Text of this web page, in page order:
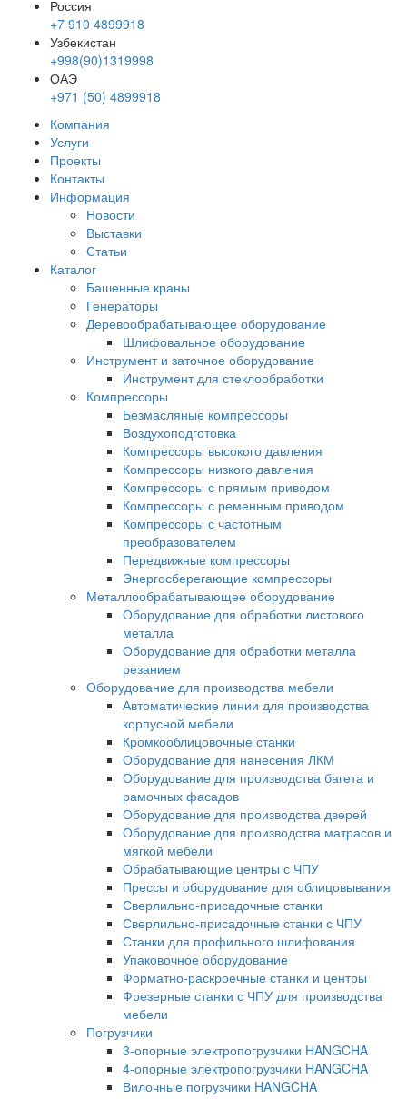
Россия
+7 910 4899918
Узбекистан
+998(90)1319998
ОАЭ
+971 (50) 4899918
Компания
Услуги
Проекты
Контакты
Информация
Новости
Выставки
Статьи
Каталог
Башенные краны
Генераторы
Деревообрабатывающее оборудование
Шлифовальное оборудование
Инструмент и заточное оборудование
Инструмент для стеклообработки
Компрессоры
Безмасляные компрессоры
Воздухоподготовка
Компрессоры высокого давления
Компрессоры низкого давления
Компрессоры с прямым приводом
Компрессоры с ременным приводом
Компрессоры с частотным
преобразователем
Передвижные компрессоры
Энергосберегающие компрессоры
Металлообрабатывающее оборудование
Оборудование для обработки листового
металла
Оборудование для обработки металла
резанием
Оборудование для производства мебели
Автоматические линии для производства
корпусной мебели
Кромкооблицовочные станки
Оборудование для нанесения ЛКМ
Оборудование для производства багета и
рамочных фасадов
Оборудование для производства дверей
Оборудование для производства матрасов и
мягкой мебели
Обрабатывающие центры с ЧПУ
Прессы и оборудование для облицовывания
Сверлильно-присадочные станки
Сверлильно-присадочные станки с ЧПУ
Станки для профильного шлифования
Упаковочное оборудование
Форматно-раскроечные станки и центры
Фрезерные станки с ЧПУ для производства
мебели
Погрузчики
3-опорные электропогрузчики HANGCHA
4-опорные электропогрузчики HANGCHA
Вилочные погрузчики HANGCHA